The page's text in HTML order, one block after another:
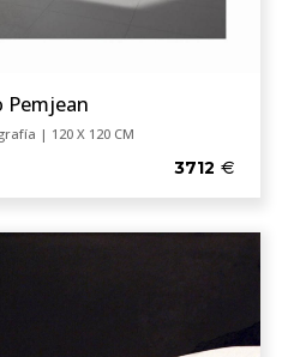
Pemjean
| 120 X 120 CM
3712